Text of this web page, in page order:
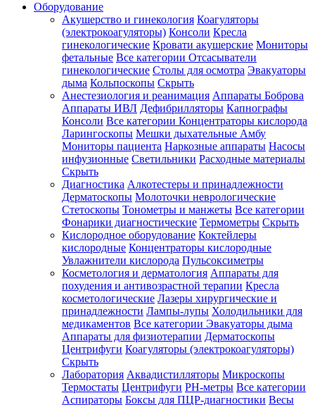
Оборудование
Акушерство и гинекология Коагуляторы
(электрокоагуляторы) Консоли Кресла
гинекологические Кровати акушерские Мониторы
фетальные Все категории Отсасыватели
гинекологические Столы для осмотра Эвакуаторы
дыма Кольпоскопы Скрыть
Анестезиология и реанимация Аппараты Боброва
Аппараты ИВЛ Дефибрилляторы Капнографы
Консоли Все категории Концентраторы кислорода
Ларингоскопы Мешки дыхательные Амбу
Мониторы пациента Наркозные аппараты Насосы
инфузионные Светильники Расходные материалы
Скрыть
Диагностика Алкотестеры и принадлежности
Дерматоскопы Молоточки неврологические
Стетоскопы Тонометры и манжеты Все категории
Фонарики диагностические Термометры Скрыть
Кислородное оборудование Коктейлеры
кислородные Концентраторы кислородные
Увлажнители кислорода Пульсоксиметры
Косметология и дерматология Аппараты для
похудения и антивозрастной терапии Кресла
косметологические Лазеры хирургические и
принадлежности Лампы-лупы Холодильники для
медикаментов Все категории Эвакуаторы дыма
Аппараты для физиотерапии Дерматоскопы
Центрифуги Коагуляторы (электрокоагуляторы)
Скрыть
Лаборатория Аквадистилляторы Микроскопы
Термостаты Центрифуги PH-метры Все категории
Аспираторы Боксы для ПЦР-диагностики Весы